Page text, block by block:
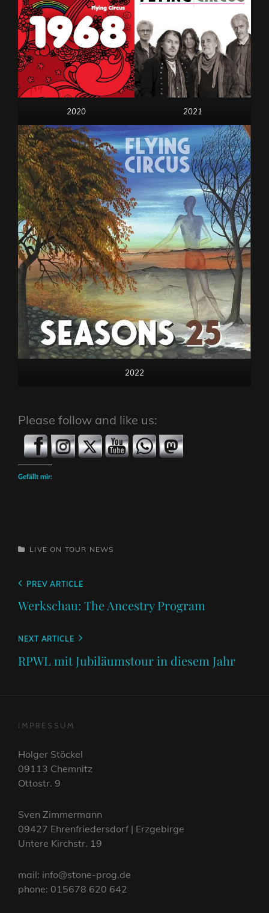
2020 2021
2022
Please follow and like us:
Gefällt mir:
CATEGORIES
LIVE ON TOUR NEWS
Beitragsnavigation
Previous
PREV ARTICLE
Werkschau: The Ancestry Program
Next
NEXT ARTICLE
RPWL mit Jubiläumstour in diesem Jahr
IMPRESSUM
Holger Stöckel
09113 Chemnitz
Ottostr. 9
Sven Zimmermann
09427 Ehrenfriedersdorf | Erzgebirge
Untere Kirchstr. 19
mail: info@stone-prog.de
phone: 015678 620 642